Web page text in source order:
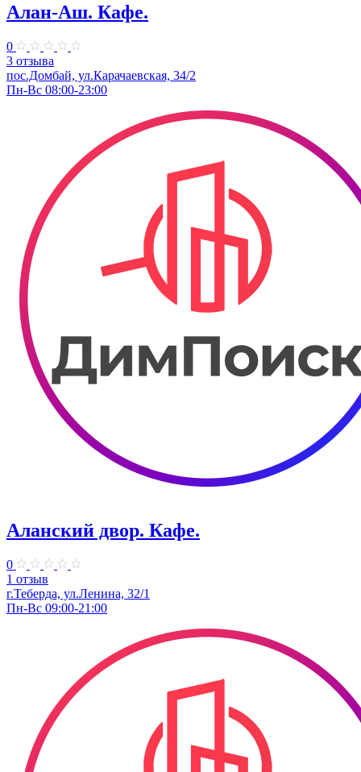
Алан-Аш. Кафе.
0
3 отзыва
пос.Домбай, ул.Карачаевская, 34/2
Пн-Вс 08:00-23:00
Аланский двор. Кафе.
0
1 отзыв
г.Теберда, ул.Ленина, 32/1
Пн-Вс 09:00-21:00